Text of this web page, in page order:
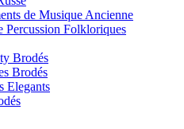
de Musique Ancienne
Percussion Folkloriques
Brodés
Brodés
Elegants